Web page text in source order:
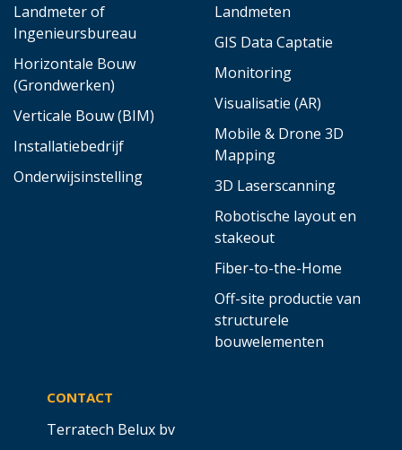
Landmeter of
Ingenieursbureau
Horizontale Bouw
(Grondwerken)
Verticale Bouw (BIM)
Installatiebedrijf
Onderwijsinstelling
Landmeten
GIS Data Captatie
Monitoring
Visualisatie (AR)
Mobile & Drone 3D
Mapping
3D Laserscanning
Robotische layout en
stakeout
Fiber-to-the-Home
Off-site productie van
structurele
bouwelementen
CONTACT
Terratech Belux bv